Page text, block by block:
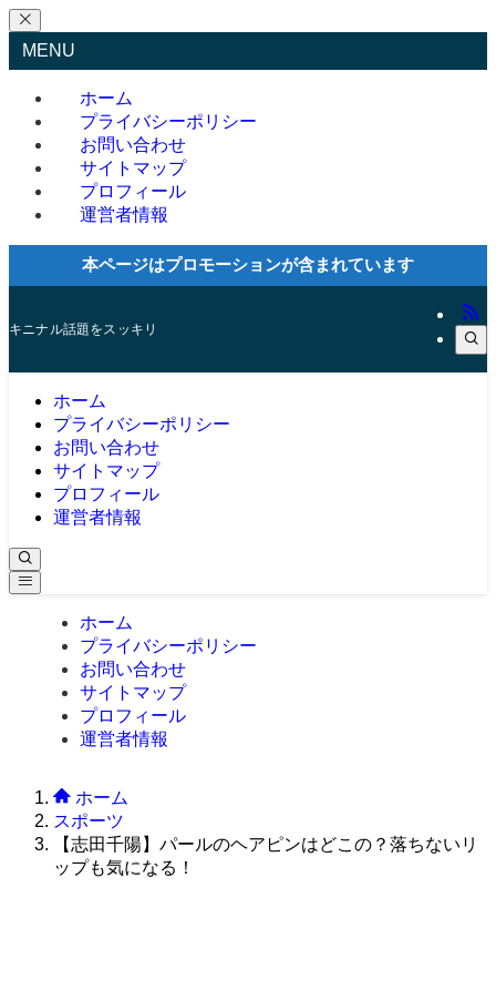
MENU
ホーム
プライバシーポリシー
お問い合わせ
サイトマップ
プロフィール
運営者情報
本ページはプロモーションが含まれています
キニナル話題をスッキリ
ホーム
プライバシーポリシー
お問い合わせ
サイトマップ
プロフィール
運営者情報
ホーム
プライバシーポリシー
お問い合わせ
サイトマップ
プロフィール
運営者情報
ホーム
スポーツ
【志田千陽】パールのヘアピンはどこの？落ちないリ
ップも気になる！